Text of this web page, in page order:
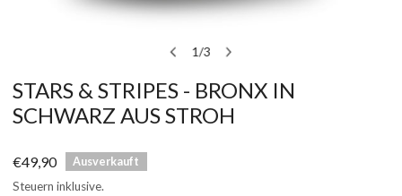
1/3
STARS & STRIPES - BRONX IN
SCHWARZ AUS STROH
Regulärer
Preis
€49,90 Ausverkauft
Steuern inklusive.